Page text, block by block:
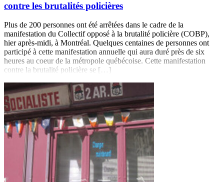
contre les brutalités policières
Plus de 200 personnes ont été arrêtées dans le cadre de la
manifestation du Collectif opposé à la brutalité policière (COBP),
hier après-midi, à Montréal. Quelques centaines de personnes ont
participé à cette manifestation annuelle qui aura duré près de six
heures au coeur de la métropole québécoise. Cette manifestation
contre la brutalité policière se […]